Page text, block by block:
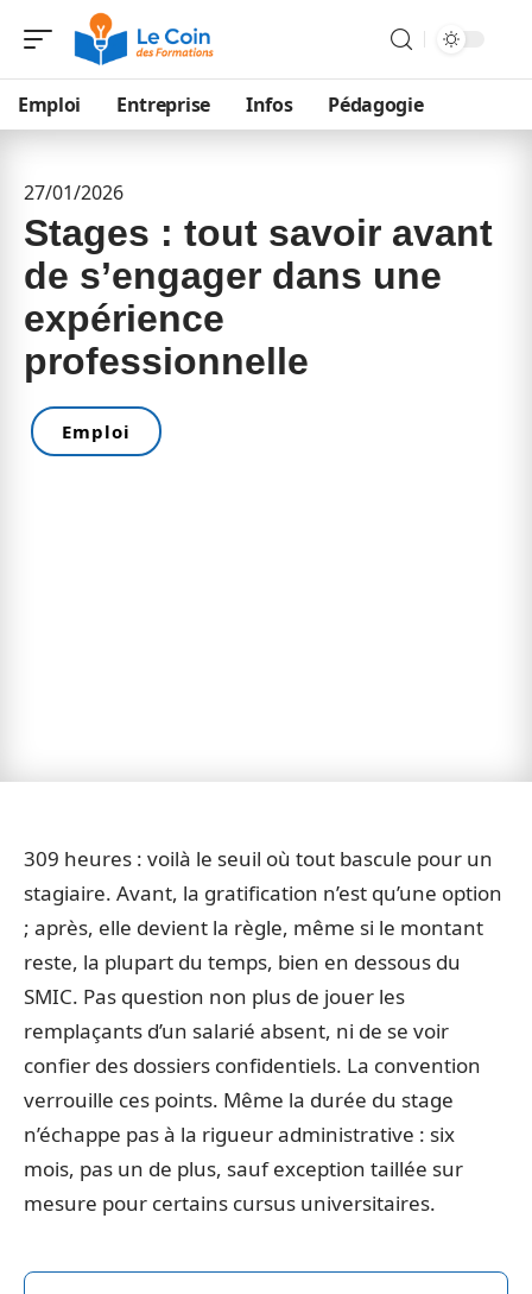
Emploi Entreprise Infos Pédagogie
27/01/2026
Stages : tout savoir avant
de s’engager dans une
expérience
professionnelle
Emploi
309 heures : voilà le seuil où tout bascule pour un
stagiaire. Avant, la gratification n’est qu’une option
; après, elle devient la règle, même si le montant
reste, la plupart du temps, bien en dessous du
SMIC. Pas question non plus de jouer les
remplaçants d’un salarié absent, ni de se voir
confier des dossiers confidentiels. La convention
verrouille ces points. Même la durée du stage
n’échappe pas à la rigueur administrative : six
mois, pas un de plus, sauf exception taillée sur
mesure pour certains cursus universitaires.